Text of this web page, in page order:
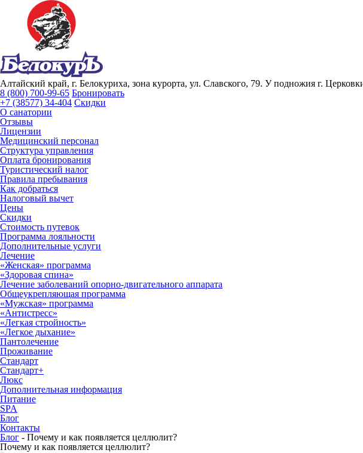
Алтайский край, г. Белокуриха, зона курорта, ул. Славского, 79. У подножия г.
8 (800) 700-99-65 Бронировать
+7 (38577) 34-404 Скидки
О санатории
Отзывы
Лицензии
Медицинский персонал
Структура управления
Оплата бронирования
Туристический налог
Правила пребывания
Как добраться
Налоговый вычет
Цены
Скидки
Стоимость путевок
Программа лояльности
Дополнительные услуги
Лечение
«Женская» программа
«Здоровая спина»
Лечение заболеваний опорно-двигательного аппарата
Общеукрепляющая программа
«Мужская» программа
«Антистресс»
«Легкая стройность»
«Легкое дыхание»
Пантолечение
Проживание
Стандарт
Стандарт+
Люкс
Дополнительная информация
Питание
SPA
Блог
Контакты
Блог - Почему и как появляется целлюлит?
Почему и как появляется целлюлит?